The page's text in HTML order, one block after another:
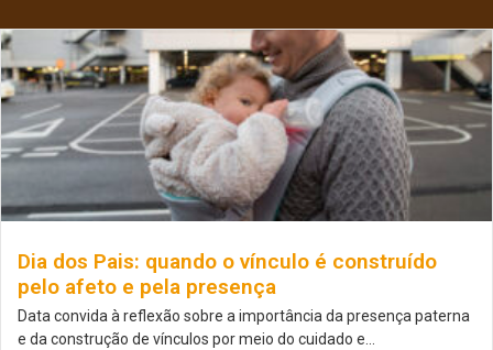
Dia dos Pais: quando o vínculo é construído
pelo afeto e pela presença
Data convida à reflexão sobre a importância da presença paterna
e da construção de vínculos por meio do cuidado e...